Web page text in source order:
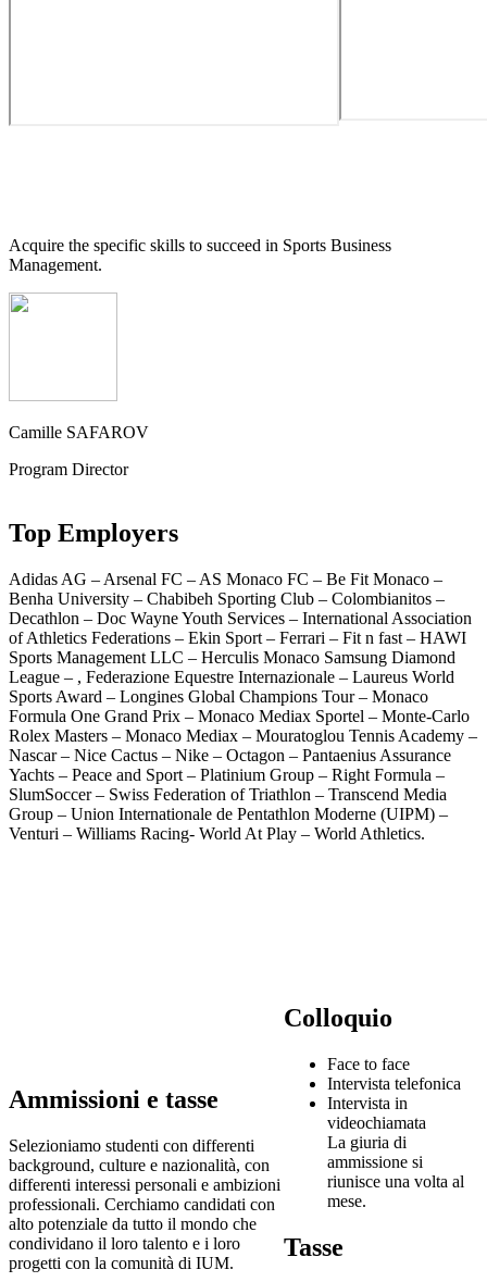
Acquire the specific skills to succeed in Sports Business
Management.
Camille SAFAROV
Program Director
Top Employers
Adidas AG – Arsenal FC – AS Monaco FC – Be Fit Monaco –
Benha University – Chabibeh Sporting Club – Colombianitos –
Decathlon – Doc Wayne Youth Services – International Association
of Athletics Federations – Ekin Sport – Ferrari – Fit n fast – HAWI
Sports Management LLC – Herculis Monaco Samsung Diamond
League – , Federazione Equestre Internazionale – Laureus World
Sports Award – Longines Global Champions Tour – Monaco
Formula One Grand Prix – Monaco Mediax Sportel – Monte-Carlo
Rolex Masters – Monaco Mediax – Mouratoglou Tennis Academy –
Nascar – Nice Cactus – Nike – Octagon – Pantaenius Assurance
Yachts – Peace and Sport – Platinium Group – Right Formula –
SlumSoccer – Swiss Federation of Triathlon – Transcend Media
Group – Union Internationale de Pentathlon Moderne (UIPM) –
Venturi – Williams Racing- World At Play – World Athletics.
Ammissioni e tasse
Selezioniamo studenti con differenti
background, culture e nazionalità, con
differenti interessi personali e ambizioni
professionali. Cerchiamo candidati con
alto potenziale da tutto il mondo che
condividano il loro talento e i loro
progetti con la comunità di IUM.
Colloquio
Face to face
Intervista telefonica
Intervista in
videochiamata
La giuria di
ammissione si
riunisce una volta al
mese.
Tasse